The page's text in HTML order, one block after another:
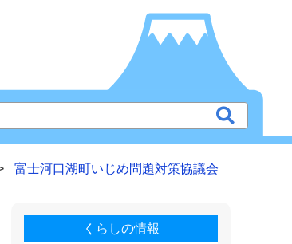
富士河口湖町いじめ問題対策協議会
くらしの情報